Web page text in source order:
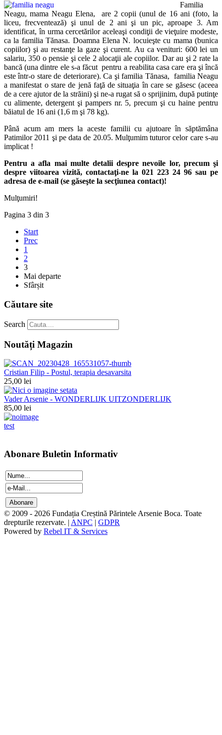
Familia
Neagu, mama Neagu Elena, are 2 copii (unul de 16 ani (foto, la
liceu, frecventează) şi unul de 2 ani şi un pic, aproape 3. Am
identificat, în urma cercetărilor aceleaşi condiţii de vieţuire modeste,
ca la familia Tănasa. Doamna Elena N. locuieşte cu mama (bunica
copiilor) şi au restanţe la gaze şi curent. Au ca venituri: 600 lei un
salariu, 350 o pensie şi cele 2 alocaţii ale copiilor. Dar au şi 2 rate la
bancă (una dintre ele s-a făcut pentru a reabilita casa care era şi încă
este într-o stare de deteriorare). Ca şi familia Tănasa, familia Neagu
a manifestat o stare de jenă faţă de situaţia în care se găsesc (aceea
de a cere ajutor de la străini) şi ne-a rugat să o sprijinim, după putinţe
cu alimente, detergent şi pampers nr. 5, precum şi cu haine pentru
băiatul de 16 ani (1,6 m şi 78 kg).
Până acum am mers la aceste familii cu ajutoare în săptămâna
Patimilor 2011 şi pe data de 20.05. Mulţumim tuturor celor care s-au
implicat !
Pentru a afla mai multe detalii despre nevoile lor, precum şi
despre viitoarea vizită, contactaţi-ne la 021 223 24 96 sau pe
adresa de e-mail (se găseşte la secţiunea contact)!
Mulţumiri!
Pagina 3 din 3
Start
Prec
1
2
3
Mai departe
Sfârșit
Căutare site
Search
Noutăți Magazin
Cristian Filip - Postul, terapia desavarsita
25,00 lei
Vader Arsenie - WONDERLIJK UITZONDERLIJK
85,00 lei
test
Abonare Buletin Informativ
© 2009 - 2026 Fundația Creștină Părintele Arsenie Boca. Toate
drepturile rezervate. | ANPC | GDPR
Powered by Rebel IT & Services